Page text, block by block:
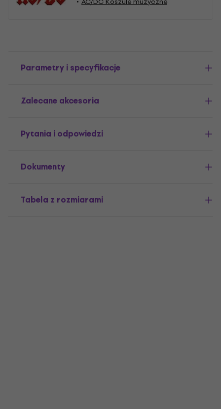
Parametry i specyfikacje
Zalecane akcesoria
Pytania i odpowiedzi
Dokumenty
Tabela z rozmiarami